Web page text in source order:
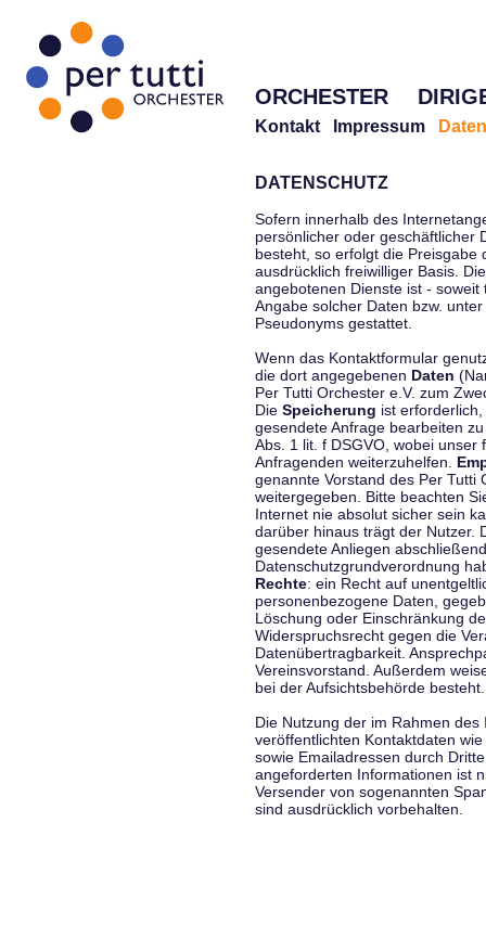
ORCHESTER
Kontakt Impressum
DATENSCHUTZ
Sofern innerhalb des
persönlicher oder geschäftlicher
besteht, so erfolgt die Preisgabe
ausdrücklich freiwilliger Basis.
angebotenen Dienste ist -
Angabe solcher Daten bzw.
Pseudonyms gestattet.
Wenn das Kontaktformular
die dort angegebenen Daten
Per Tutti Orchester e.V. zum
Die Speicherung ist
gesendete Anfrage bearbeiten
Abs. 1 lit. f DSGVO, wobei
Anfragenden weiterzuhelfen.
genannte Vorstand des Per Tutti
weitergegeben. Bitte beachten
Internet nie absolut sicher sein
darüber hinaus trägt der Nutzer.
gesendete Anliegen
Datenschutzgrundverordnung
Rechte: ein Recht auf
personenbezogene Daten,
Löschung oder Einschränkung
Widerspruchsrecht gegen die
Datenübertragbarkeit.
Vereinsvorstand. Außerdem
bei der Aufsichtsbehörde besteht.
Die Nutzung der im Rahmen
veröffentlichten Kontaktdaten
sowie Emailadressen durch
angeforderten Informationen ist
Versender von sogenannten
sind ausdrücklich vorbehalten.